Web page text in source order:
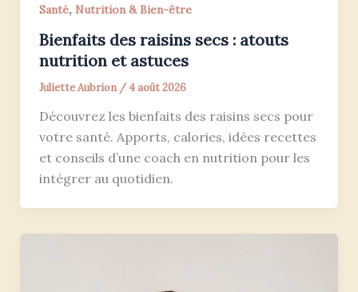
Santé, Nutrition & Bien-être
Bienfaits des raisins secs : atouts
nutrition et astuces
Juliette Aubrion /4 août 2026
Découvrez les bienfaits des raisins secs pour
votre santé. Apports, calories, idées recettes
et conseils d’une coach en nutrition pour les
intégrer au quotidien.